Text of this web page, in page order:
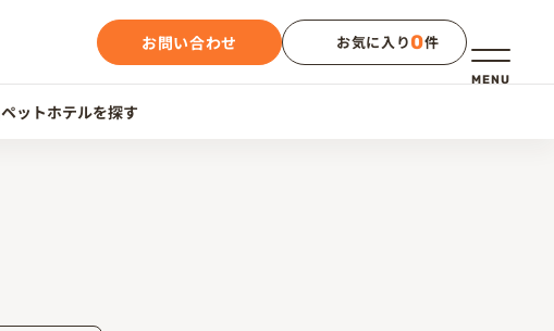
メニュー
MENU
お問い合わせ お気に入り0件
ペットホテルを探す